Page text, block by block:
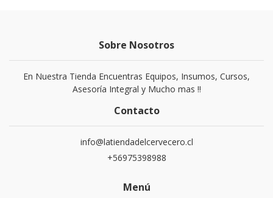
Sobre Nosotros
En Nuestra Tienda Encuentras Equipos, Insumos, Cursos,
Asesoría Integral y Mucho mas !!
Contacto
info@latiendadelcervecero.cl
+56975398988
Menú